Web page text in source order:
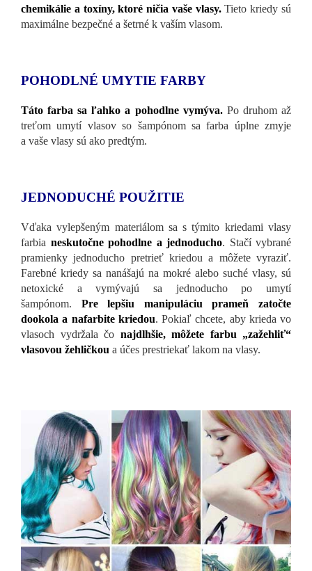
chemikálie a toxíny, ktoré ničia vaše vlasy.Tieto kriedy sú
maximálne bezpečné a šetrné k vaším vlasom.
POHODLNÉ UMYTIE FARBY
Táto farba sa ľahko a pohodlne vymýva.Po druhom až
treťom umytí vlasov so šampónom sa farba úplne zmyje
a vaše vlasy sú ako predtým.
JEDNODUCHÉ POUŽITIE
Vďaka vylepšeným materiálom sa s týmito kriedami vlasy
farbia neskutočne pohodlne a jednoducho. Stačí vybrané
pramienky jednoducho pretrieť kriedou a môžete vyraziť.
Farebné kriedy sa nanášajú na mokré alebo suché vlasy, sú
netoxické a vymývajú sa jednoducho po umytí
šampónom. Pre lepšiu manipuláciu prameň zatočte
dookola a nafarbite kriedou. Pokiaľ chcete, aby krieda vo
vlasoch vydržala čo najdlhšie, môžete farbu „zažehliť“
vlasovou žehličkou a účes prestriekať lakom na vlasy.